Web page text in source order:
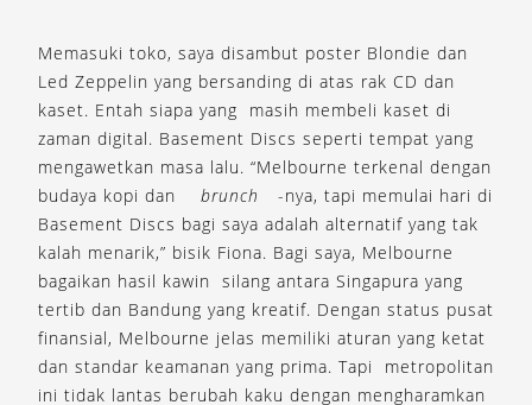
Memasuki toko, saya disambut poster Blondie dan
Led Zeppelin yang bersanding di atas rak CD dan
kaset. Entah siapa yang masih membeli kaset di
zaman digital. Basement Discs seperti tempat yang
mengawetkan masa lalu. “Melbourne terkenal dengan
budaya kopi dan
brunch
-nya, tapi memulai hari di
Basement Discs bagi saya adalah alternatif yang tak
kalah menarik,” bisik Fiona. Bagi saya, Melbourne
bagaikan hasil kawin silang antara Singapura yang
tertib dan Bandung yang kreatif. Dengan status pusat
finansial, Melbourne jelas memiliki aturan yang ketat
dan standar keamanan yang prima. Tapi metropolitan
ini tidak lantas berubah kaku dengan mengharamkan